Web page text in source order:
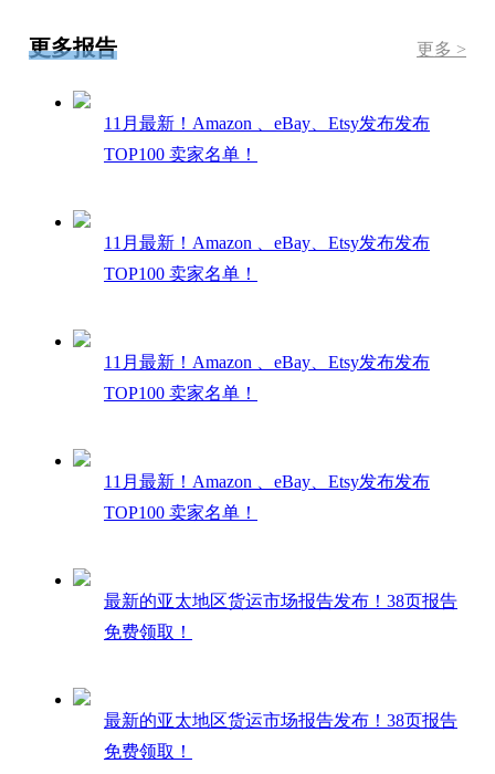
更多报告 更多 >
11月最新！Amazon 、eBay、Etsy发布发布
TOP100 卖家名单！
11月最新！Amazon 、eBay、Etsy发布发布
TOP100 卖家名单！
11月最新！Amazon 、eBay、Etsy发布发布
TOP100 卖家名单！
11月最新！Amazon 、eBay、Etsy发布发布
TOP100 卖家名单！
最新的亚太地区货运市场报告发布！38页报告
免费领取！
最新的亚太地区货运市场报告发布！38页报告
免费领取！